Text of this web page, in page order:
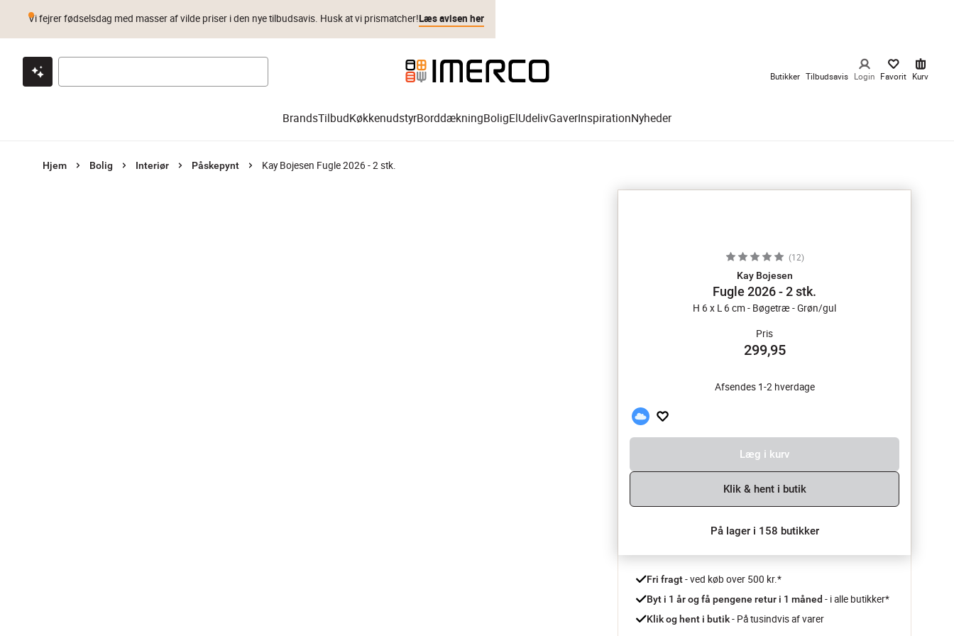
Klik & hent Byt i 1 år Prismatch
Vi fejrer fødselsdag med masser af vilde priser i den nye tilbudsavis. Husk at vi prismatcher!Læs avisen her
Butikker Tilbudsavis Login Favorit Kurv
BrandsTilbudKøkkenudstyrBorddækningBoligElUdelivGaverInspirationNyheder
Hjem Bolig Interiør Påskepynt Kay Bojesen Fugle 2026 - 2 stk.
(12)
Kay Bojesen
Fugle 2026 - 2 stk.
H 6 x L 6 cm - Bøgetræ - Grøn/gul
Pris
299,95
Afsendes 1-2 hverdage
Læg i kurv
Klik & hent i butik
På lager i 158 butikker
Fri fragt - ved køb over 500 kr.*
Byt i 1 år og få pengene retur i 1 måned - i alle butikker*
Klik og hent i butik - På tusindvis af varer